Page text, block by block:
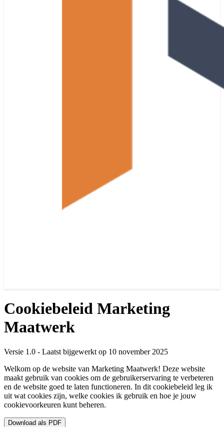
Cookiebeleid Marketing
Maatwerk
Versie 1.0 - Laatst bijgewerkt op 10 november 2025
Welkom op de website van Marketing Maatwerk! Deze website
maakt gebruik van cookies om de gebruikerservaring te verbeteren
en de website goed te laten functioneren. In dit cookiebeleid leg ik
uit wat cookies zijn, welke cookies ik gebruik en hoe je jouw
cookievoorkeuren kunt beheren.
Download als PDF